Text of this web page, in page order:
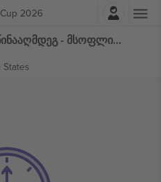
2026
შესვლა
შოტლანდია ბრაზილიის წინააღმდეგ - მსოფლიო ჩემპიონატი 2026 - M49 ჯგუფი C ბილეთი
States